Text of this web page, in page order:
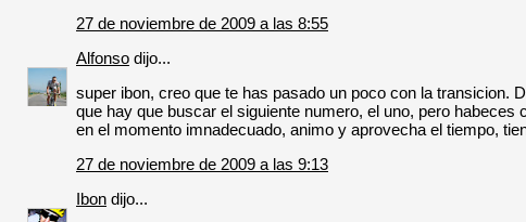
27 de noviembre de 2009 a las 8:55
Alfonso dijo...
super ibon, creo que te has pasado un poco con la transicion.
que hay que buscar el siguiente numero, el uno, pero
en el momento imnadecuado, animo y aprovecha el tiempo,
27 de noviembre de 2009 a las 9:13
Ibon dijo...